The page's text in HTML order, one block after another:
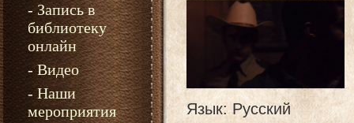
- Запись в
библиотеку
онлайн
- Видео
- Наши
мероприятия
Язык: Русский